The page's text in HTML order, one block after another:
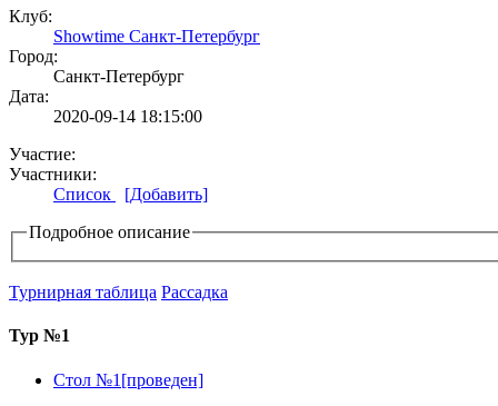
Клуб:
Showtime Санкт-Петербург
Город:
Санкт-Петербург
Дата:
2020-09-14 18:15:00
Участие:
Участники:
Список
[Добавить]
Подробное описание
Турнирная таблица Рассадка
Тур №1
Стол №1[проведен]